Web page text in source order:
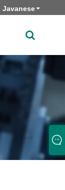
Javanese